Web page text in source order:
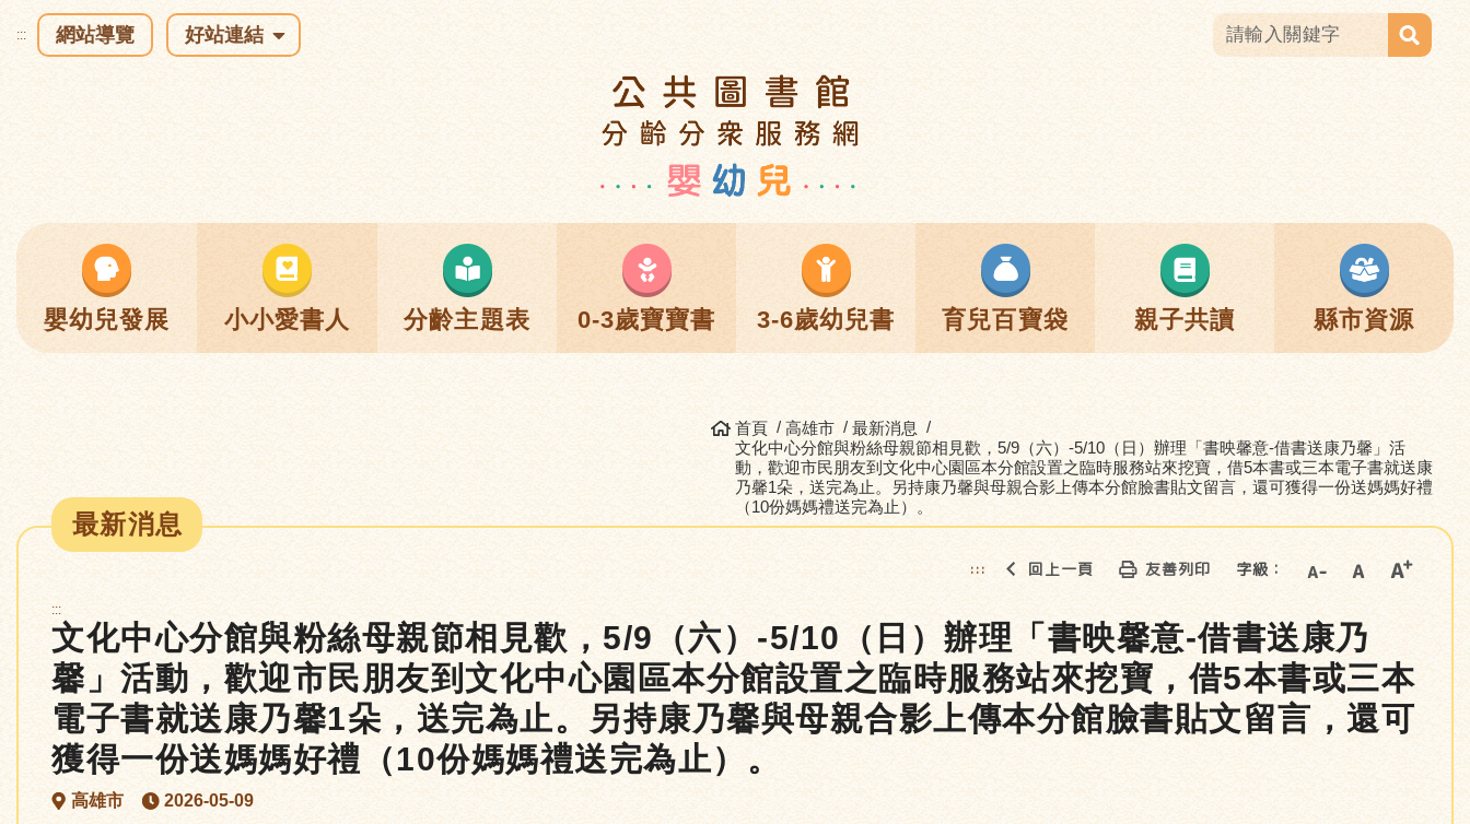
::: 網站導覽 好站連結
嬰幼兒發展 小小愛書人 分齡主題表 0-3歲寶寶書 3-6歲幼兒書 育兒百寶袋 親子共讀 縣市資源
首頁 高雄市
最新消息
文化中心分館與粉絲母親節相見歡，5/9（六）-5/10（日）辦理「書映馨意-借書送康乃馨」活
動，歡迎市民朋友到文化中心園區本分館設置之臨時服務站來挖寶，借5本書或三本電子書就送康
乃馨1朵，送完為止。另持康乃馨與母親合影上傳本分館臉書貼文留言，還可獲得一份送媽媽好禮
（10份媽媽禮送完為止）。
最新消息
::: 回上一頁 友善列印 字級：
:::
文化中心分館與粉絲母親節相見歡，5/9（六）-5/10（日）辦理「書映馨意-借書送康乃
馨」活動，歡迎市民朋友到文化中心園區本分館設置之臨時服務站來挖寶，借5本書或三本
電子書就送康乃馨1朵，送完為止。另持康乃馨與母親合影上傳本分館臉書貼文留言，還可
獲得一份送媽媽好禮（10份媽媽禮送完為止）。
高雄市
2026-05-09